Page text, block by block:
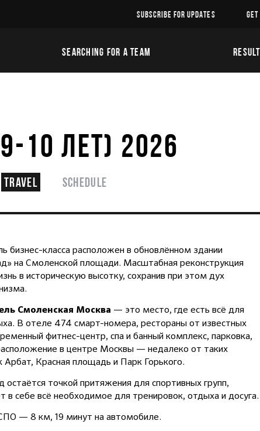
SUBSCRIBE FOR UPDATES GET
SEARCHING FOR A TEAM
10 ЛЕТ) 2026
Travel Schedule
бизнес-класса расположен в обновлённом здании
на Смоленской площади. Масштабная реконструкция
в историческую высотку, сохранив при этом дух
Смоленская Москва — это место, где есть всё для
В отеле 474 смарт-номера, рестораны от известных
фитнес-центр, спа и банный комплекс, парковка,
в центре Москвы — недалеко от таких
Арбат, Красная площадь и Парк Горького.
остаётся точкой притяжения для спортивных групп,
в себе всё необходимое для тренировок, отдыха и досуга.
— 8 км, 19 минут на автомобиле.